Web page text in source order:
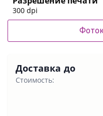
300 dpi
Доставка до
Стоимость: